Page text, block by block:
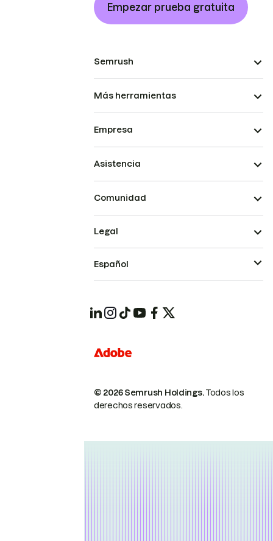
Empezar prueba gratuita
Semrush
Más herramientas
Empresa
Asistencia
Comunidad
© 2026 Semrush Holdings.Todos los
derechos reservados.
Legal
Español